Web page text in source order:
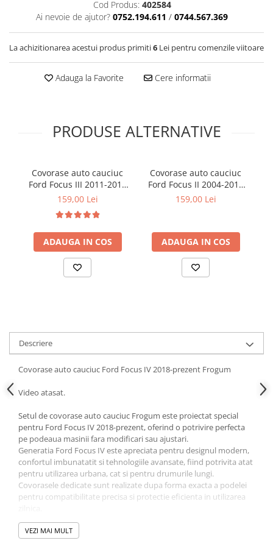
Huse Volan cu Ac si Ata
Huse Volan din Piele Ecologica
Huse Volan din Piele Ecologica cu
Nuca Volan
Oglinda Retrovizoare
Ornamente Auto
Ornamente Pedale Auto
Ornamente Schimbator Viteza
Ornamente Toba Auto
Scrumiere Auto
Suporti Numar Inmatriculare
Suporti Pahar Auto
Suporti Telefon Auto
Tetiera Auto
Covorase TOYOTA
Covorase VOLKSWAGEN
Covorase VOLVO
Tavite Portbagaj
Cod Produs: 402584
Ai nevoie de ajutor? 0752.194.611 / 0744.567.369
La achizitionarea acestui produs primiti6 Lei pentru comenzile viitoare
Adauga la Favorite Cere informatii
PRODUSE ALTERNATIVE
Covorase auto cauciuc
Ford Focus III 2011-2018
Frogum
159,00 Lei
ADAUGA IN COS
Covorase auto cauciuc
Ford Focus II 2004-2011
Frogum
159,00 Lei
ADAUGA IN COS
Descriere
Covorase auto cauciuc Ford Focus IV 2018-prezent Frogum
Video atasat.
Setul de covorase auto cauciuc Frogum este proiectat special
pentru Ford Focus IV 2018-prezent, oferind o potrivire perfecta
pe podeaua masinii fara modificari sau ajustari.
Generatia Ford Focus IV este apreciata pentru designul modern,
confortul imbunatatit si tehnologiile avansate, fiind potrivita atat
pentru utilizarea urbana, cat si pentru drumurile lungi.
Covorasele dedicate sunt realizate dupa forma exacta a podelei
pentru compatibilitate precisa si protectie eficienta in utilizarea
Compatibilitate:
✔ Ford Focus IV 2018-prezent
VEZI MAI MULT